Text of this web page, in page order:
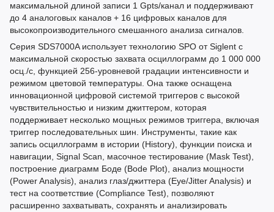
максимальной длиной записи 1 Gpts/канал и поддерживают
до 4 аналоговых каналов + 16 цифровых каналов для
высокопроизводительного смешанного анализа сигналов.
Серия SDS7000A использует технологию SPO от Siglent с
максимальной скоростью захвата осциллограмм до 1 000 000
осц./с, функцией 256-уровневой градации интенсивности и
режимом цветовой температуры. Она также оснащена
инновационной цифровой системой триггеров с высокой
чувствительностью и низким джиттером, которая
поддерживает несколько мощных режимов триггера, включая
триггер последовательных шин. Инструменты, такие как
запись осциллограмм в истории (History), функции поиска и
навигации, Signal Scan, масочное тестирование (Mask Test),
построение диаграмм Боде (Bode Plot), анализ мощности
(Power Analysis), анализ глаз/джиттера (Eye/Jitter Analysis) и
тест на соответствие (Compliance Test), позволяют
расширенно захватывать, сохранять и анализировать